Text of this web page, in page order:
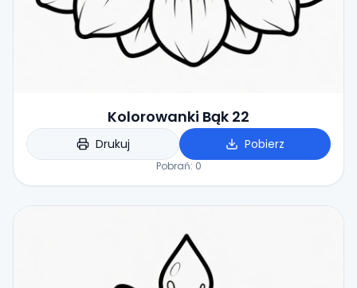
Kolorowanki Bąk 22
Drukuj Pobierz
Pobrań: 0